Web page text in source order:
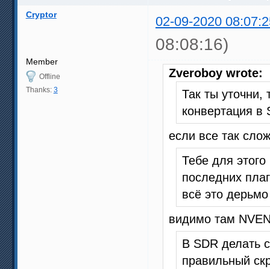
Cryptor 02-09-2020
08:08:16)
Member
Offline
Thanks: 3
Zveroboy wrote:
Так ты уточни,
конвертация в
если все так
Тебе для
последних
всё это дерьмо
видимо там
В SDR делать
правильный